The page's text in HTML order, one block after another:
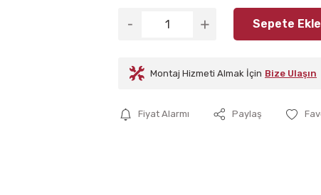
Sepete Ekle
Montaj Hizmeti Almak İçin Bize Ulaşın
Fiyat Alarmı Paylaş